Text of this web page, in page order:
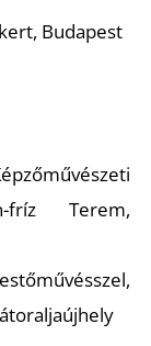
Budapest
fríz Terem,